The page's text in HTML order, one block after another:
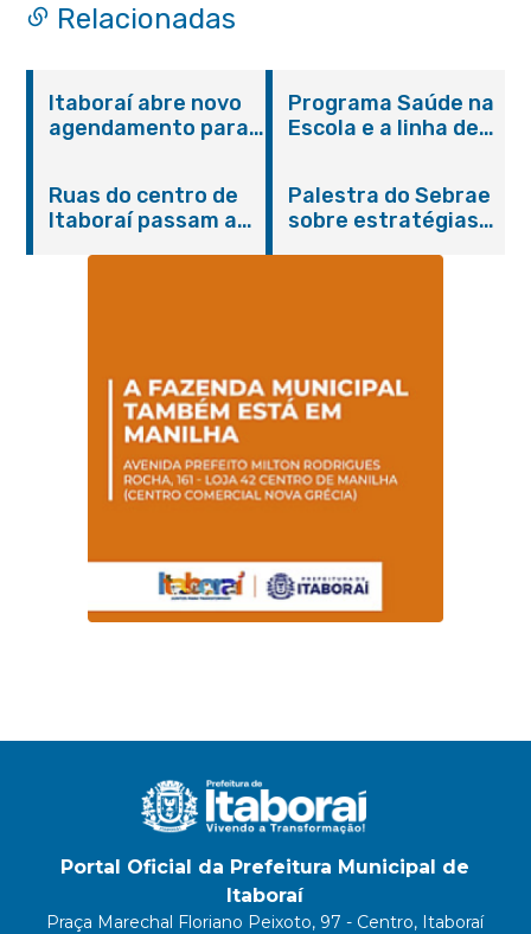
Relacionadas
Itaboraí abre novo
agendamento para
Programa Saúde na
Escola e a linha de
promovem
conscientização
sobre hanseníase
Ruas do centro de
Itaboraí passam a
Palestra do Sebrae
sobre estratégias
Portal Oficial da Prefeitura Municipal de
Itaboraí
Praça Marechal Floriano Peixoto, 97 - Centro, Itaboraí